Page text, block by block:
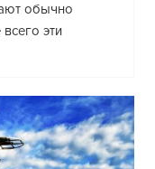
обычно
эти